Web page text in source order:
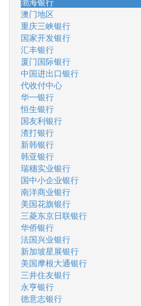
澳门地区
重庆三峡银行
国家开发银行
汇丰银行
厦门国际银行
中国进出口银行
代收付中心
华一银行
恒生银行
国友利银行
渣打银行
新韩银行
韩亚银行
瑞穗实业银行
国中小企业银行
南洋商业银行
美国花旗银行
三菱东京日联银行
华侨银行
法国兴业银行
新加坡星展银行
美国摩根大通银行
三井住友银行
永亨银行
德意志银行